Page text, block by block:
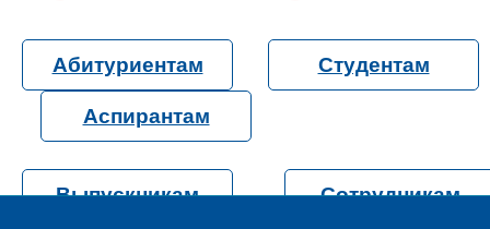
Абитуриентам Студентам
Аспирантам
Выпускникам Сотрудникам